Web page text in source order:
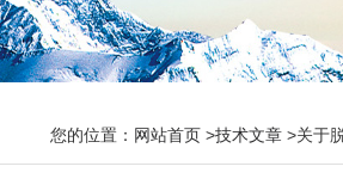
您的位置： 网站首页 >技术文章 >关于